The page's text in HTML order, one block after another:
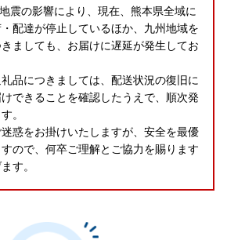
震の影響により、現在、熊本県全域に
配達が停止しているほか、九州地域を
ましても、お届けに遅延が発生してお
品につきましては、配送状況の復旧に
できることを確認したうえで、順次発
。
惑をお掛けいたしますが、安全を最優
ので、何卒ご理解とご協力を賜ります
す。
請書について※